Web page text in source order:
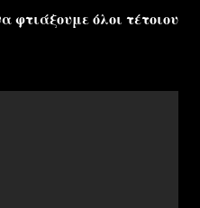
φτιάξουμε όλοι τέτοιου